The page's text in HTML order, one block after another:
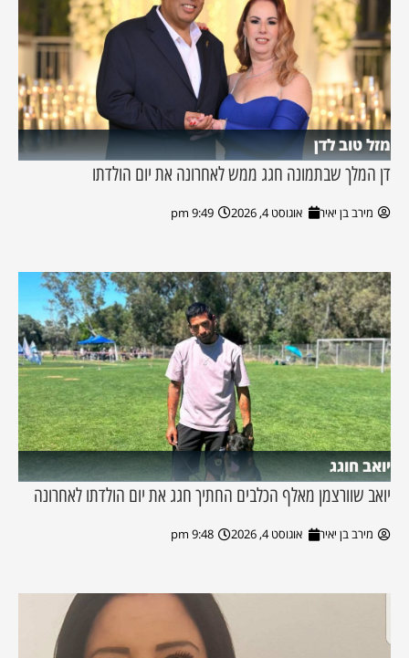
מזל טוב לדן
דן המלך שבתמונה חגג ממש לאחרונה את יום הולדתו
מירב בן יאיר אוגוסט 4, 2026 9:49 pm
יואב חוגג
יואב שוורצמן מאלף הכלבים החתיך חגג את יום הולדתו לאחרונה
מירב בן יאיר אוגוסט 4, 2026 9:48 pm